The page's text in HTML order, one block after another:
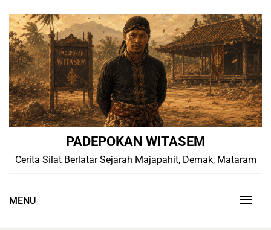
content
PADEPOKAN WITASEM
Cerita Silat Berlatar Sejarah Majapahit, Demak, Mataram
MENU